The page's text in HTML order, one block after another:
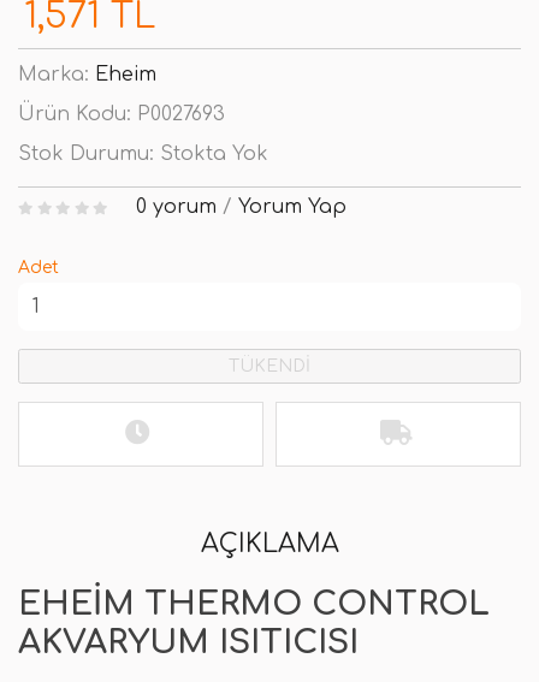
1,571 TL
Marka: Eheim
Ürün Kodu: P0027693
Stok Durumu: Stokta Yok
0 yorum / Yorum Yap
Adet
TÜKENDİ
AÇIKLAMA
EHEIM THERMO CONTROL
AKVARYUM ISITICISI